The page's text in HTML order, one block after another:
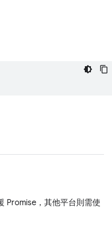
Promise，其他平台則需使